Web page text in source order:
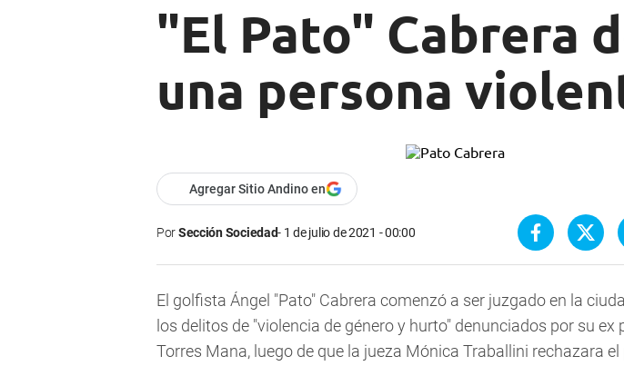
"El Pato" Cabrera
una persona
Agregar Sitio Andino en
PorSección Sociedad 1 de julio de 2021 - 00:00
El golfista Ángel "Pato" Cabrera comenzó a ser juzgado en la
los delitos de "violencia de género y hurto" denunciados por su ex
Torres Mana, luego de que la jueza Mónica Traballini rechazara el